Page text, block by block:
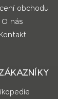
obchodu
O nás
Kontakt